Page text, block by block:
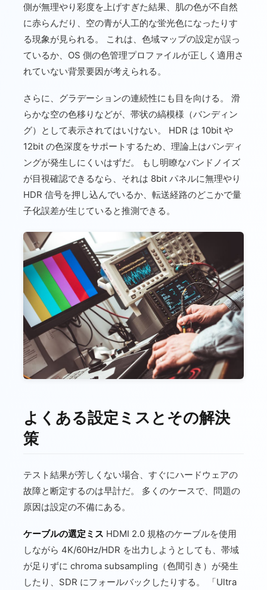
側が無理やり彩度を上げすぎた結果、肌の色が不自然
に赤らんだり、空の青が人工的な蛍光色になったりす
る現象が見られる。 これは、色域マップの設定が誤っ
ているか、OS 側の色管理プロファイルが正しく適用さ
れていない背景要因が考えられる。
さらに、グラデーションの連続性にも目を向ける。 滑
らかな空の色移りなどが、帯状の縞模様（バンディン
グ）として表示されてはいけない。 HDR は 10bit や
12bit の色深度をサポートするため、理論上はバンディ
ングが発生しにくいはずだ。 もし明瞭なバンドノイズ
が目視確認できるなら、それは 8bit パネルに無理やり
HDR 信号を押し込んでいるか、転送経路のどこかで量
子化誤差が生じていると推測できる。
よくある設定ミスとその解決
策
テスト結果が芳しくない場合、すぐにハードウェアの
故障と断定するのは早計だ。 多くのケースで、問題の
原因は設定の不備にある。
ケーブルの選定ミス HDMI 2.0 規格のケーブルを使用
しながら 4K/60Hz/HDR を出力しようとしても、帯域
が足りずに chroma subsampling（色間引き）が発生
したり、SDR にフォールバックしたりする。 「Ultra